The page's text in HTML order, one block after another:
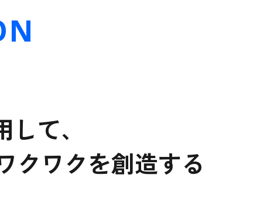
て、
クワクを創造する